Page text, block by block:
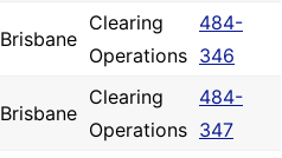
Brisbane
Clearing
Operations
484-
346
Brisbane
Clearing
Operations
484-
347